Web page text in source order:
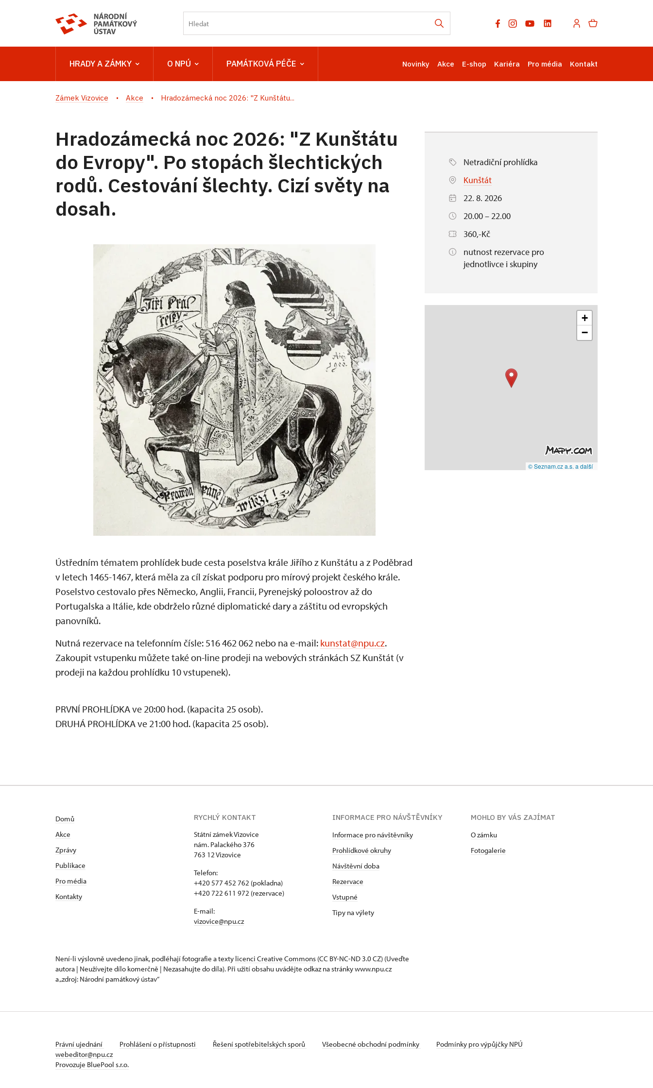
HRADY A ZÁMKY O NPÚ PAMÁTKOVÁ PÉČE Novinky Akce E-shop Kariéra Pro média Kontakt
Zámek Vizovice Akce Hradozámecká noc 2026: "Z Kunštátu...
Hradozámecká noc 2026: "Z Kunštátu
do Evropy". Po stopách šlechtických
rodů. Cestování šlechty. Cizí světy na
dosah.
Ústředním tématem prohlídek bude cesta poselstva krále Jiřího z Kunštátu a z Poděbrad
v letech 1465-1467, která měla za cíl získat podporu pro mírový projekt českého krále.
Poselstvo cestovalo přes Německo, Anglii, Francii, Pyrenejský poloostrov až do
Portugalska a Itálie, kde obdrželo různé diplomatické dary a záštitu od evropských
panovníků.
Nutná rezervace na telefonním čísle: 516 462 062 nebo na e-mail: kunstat@npu.cz.
Zakoupit vstupenku můžete také on-line prodeji na webových stránkách SZ Kunštát (v
prodeji na každou prohlídku 10 vstupenek).
PRVNÍ PROHLÍDKA ve 20:00 hod. (kapacita 25 osob).
DRUHÁ PROHLÍDKA ve 21:00 hod. (kapacita 25 osob).
Netradiční prohlídka
Kunštát
22. 8. 2026
20.00 – 22.00
360,-Kč
nutnost rezervace pro
jednotlivce i skupiny
+
−
© Seznam.cz a.s. a další
Domů
Akce
Zprávy
Publikace
Pro média
Kontakty
RYCHLÝ KONTAKT
Státní zámek Vizovice
nám. Palackého 376
763 12 Vizovice
Telefon:
+420 577 452 762 (pokladna)
+420 722 611 972 (rezervace)
E-mail:
vizovice@npu.cz
INFORMACE PRO NÁVŠTĚVNÍKY
Informace pro návštěvníky
Prohlídkové okruhy
Návštěvní doba
Rezervace
Vstupné
Tipy na výlety
MOHLO BY VÁS ZAJÍMAT
O zámku
Fotogalerie
Není-li výslovně uvedeno jinak, podléhají fotografie a texty licenci Creative Commons (CC BY-NC-ND 3.0 CZ) (Uveďte
autora | Neužívejte dílo komerčně | Nezasahujte do díla). Při užití obsahu uvádějte odkaz na stránky www.npu.cz
a „zdroj: Národní památkový ústav“
Právní ujednání Prohlášení o přístupnosti Řešení spotřebitelských sporů Všeobecné obchodní podmínky
Podmínky pro výpůjčky NPÚ
webeditor@npu.cz
Provozuje BluePool s.r.o.